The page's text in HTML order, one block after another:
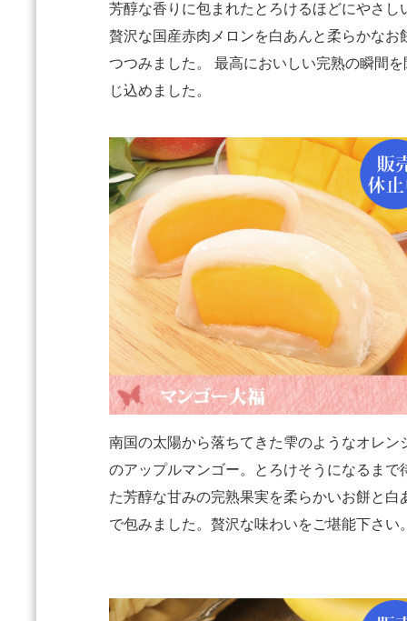
芳醇な香りに包まれたとろけるほどにやさし
贅沢な国産赤肉メロンを白あんと柔らかなお
つつみました。 最高においしい完熟の瞬間を
じ込めました。
南国の太陽から落ちてきた雫のようなオレン
のアップルマンゴー。とろけそうになるまで
た芳醇な甘みの完熟果実を柔らかいお餅と白
で包みました。贅沢な味わいをご堪能下さい